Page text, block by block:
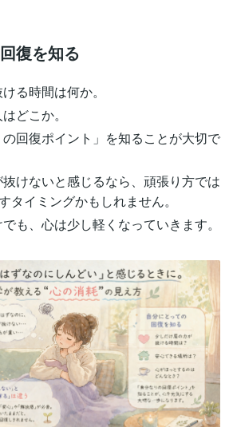
復を知る
る時間は何か。
どこか。
回復ポイント」を知ることが大切で
けないと感じるなら、頑張り方では
タイミングかもしれません。
も、心は少し軽くなっていきます。